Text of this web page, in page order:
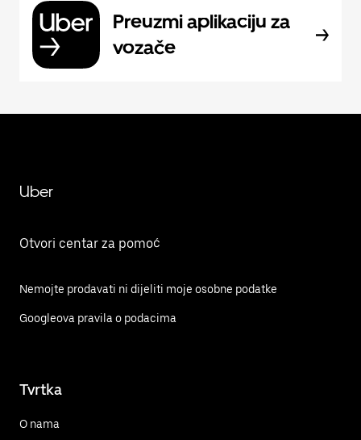
Preuzmi aplikaciju za
vozače
Uber
Otvori centar za pomoć
Nemojte prodavati ni dijeliti moje osobne podatke
Googleova pravila o podacima
Tvrtka
O nama